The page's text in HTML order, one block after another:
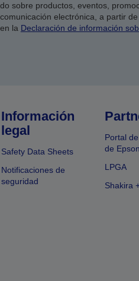
sobre productos, eventos,
electrónica, a partir
la Declaración de información
Información
legal
Safety Data Sheets
Notificaciones de
seguridad
Portal
de Epson
LPGA
Shakira